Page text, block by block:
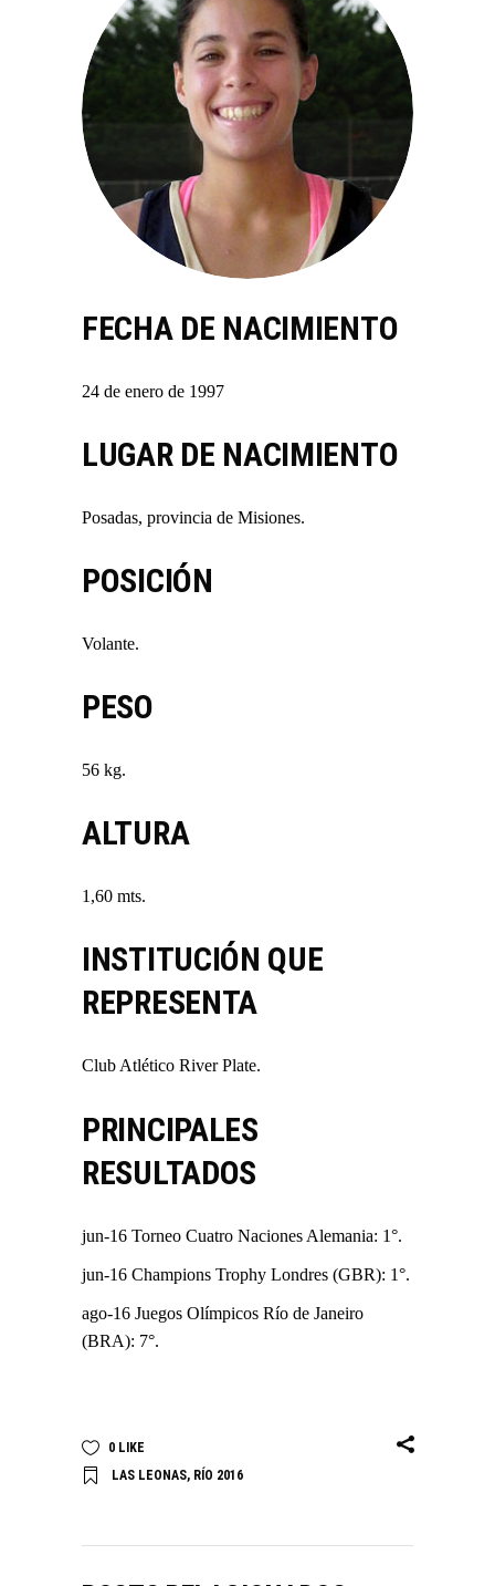
FECHA DE NACIMIENTO
24 de enero de 1997
LUGAR DE NACIMIENTO
Posadas, provincia de Misiones.
POSICIÓN
Volante.
PESO
56 kg.
ALTURA
1,60 mts.
INSTITUCIÓN QUE
REPRESENTA
Club Atlético River Plate.
PRINCIPALES
RESULTADOS
jun-16 Torneo Cuatro Naciones Alemania: 1°.
jun-16 Champions Trophy Londres (GBR): 1°.
ago-16 Juegos Olímpicos Río de Janeiro
(BRA): 7°.
0 LIKE
LAS LEONAS, RÍO 2016